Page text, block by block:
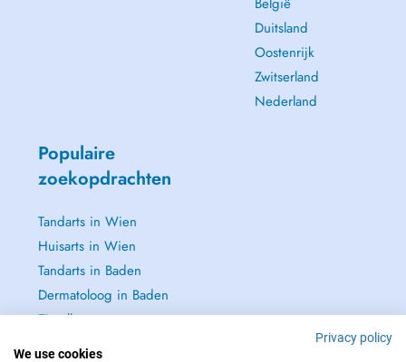
Duitsland
Oostenrijk
Zwitserland
Nederland
Populaire
zoekopdrachten
Tandarts in Wien
Huisarts in Wien
Tandarts in Baden
Dermatoloog in Baden
Zie alle →
Privacy policy
We use cookies